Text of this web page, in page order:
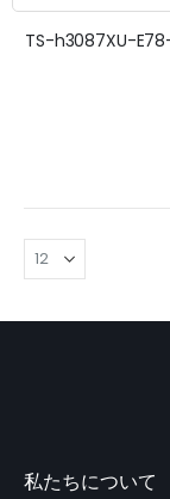
TS-h3087XU-
私たちについて